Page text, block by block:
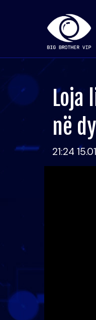
Loja
në
21:24